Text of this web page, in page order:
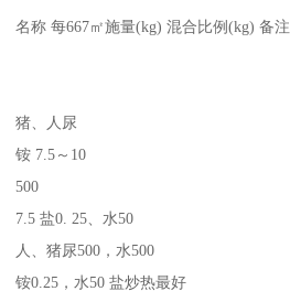
名称 每667㎡施量(kg) 混合比例(kg) 备注
猪、人尿
铵 7.5～10
500
7.5 盐0. 25、水50
人、猪尿500，水500
铵0.25，水50 盐炒热最好